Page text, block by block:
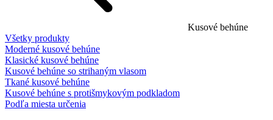
Kusové behúne
Všetky produkty
Moderné kusové behúne
Klasické kusové behúne
Kusové behúne so strihaným vlasom
Tkané kusové behúne
Kusové behúne s protišmykovým podkladom
Podľa miesta určenia